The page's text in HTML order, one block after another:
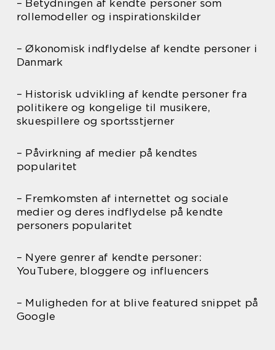
– Betydningen af kendte personer som
rollemodeller og inspirationskilder
– Økonomisk indflydelse af kendte personer i
Danmark
– Historisk udvikling af kendte personer fra
politikere og kongelige til musikere,
skuespillere og sportsstjerner
– Påvirkning af medier på kendtes
popularitet
– Fremkomsten af internettet og sociale
medier og deres indflydelse på kendte
personers popularitet
– Nyere genrer af kendte personer:
YouTubere, bloggere og influencers
– Muligheden for at blive featured snippet på
Google